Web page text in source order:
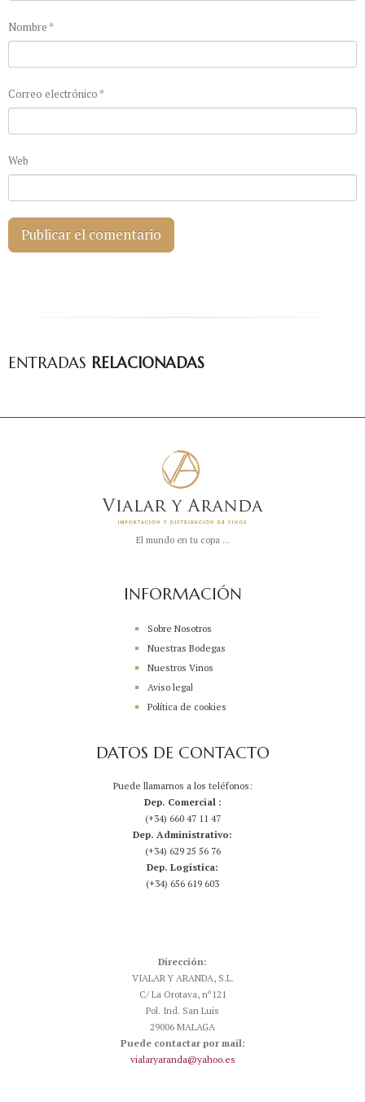
Nombre *
Correo electrónico *
Web
ENTRADAS RELACIONADAS
El mundo en tu copa ...
INFORMACIÓN
Sobre Nosotros
Nuestras Bodegas
Nuestros Vinos
Aviso legal
Política de cookies
DATOS DE CONTACTO
Puede llamarnos a los teléfonos:
Dep. Comercial :
(+34) 660 47 11 47
Dep. Administrativo:
(+34) 629 25 56 76
Dep. Logistica:
(+34) 656 619 603
Dirección:
VIALAR Y ARANDA, S.L.
C/ La Orotava, nº121
Pol. Ind. San Luis
29006 MALAGA
Puede contactar por mail:
vialaryaranda@yahoo.es